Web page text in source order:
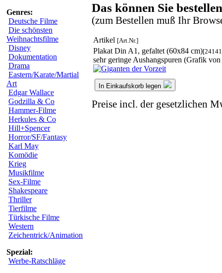
Genres:
Deutsche Filme
Die schönsten
Weihnachtsfilme
Disney
Dokumentation
Drama
Eastern/Karate/Martial
Art
Edgar Wallace
Godzilla & Co
Hammer-Filme
Herkules & Co
Hill+Spencer
Horror/SF/Fantasy
Karl May
Komödie
Krieg
Musikfilme
Sex-Filme
Shakespeare
Thriller
Tierfilme
Türkische Filme
Western
Zeichentrick/Animation
Spezial:
Werbe-Ratschläge
Das können Sie
(zum Bestellen muß Ihr
Artikel [Art.Nr.]
Plakat Din A1, gefaltet (60x84 cm)
sehr geringe Aushangspuren (Grafik von
In Einkaufskorb legen
Preise incl. der gesetzlichen